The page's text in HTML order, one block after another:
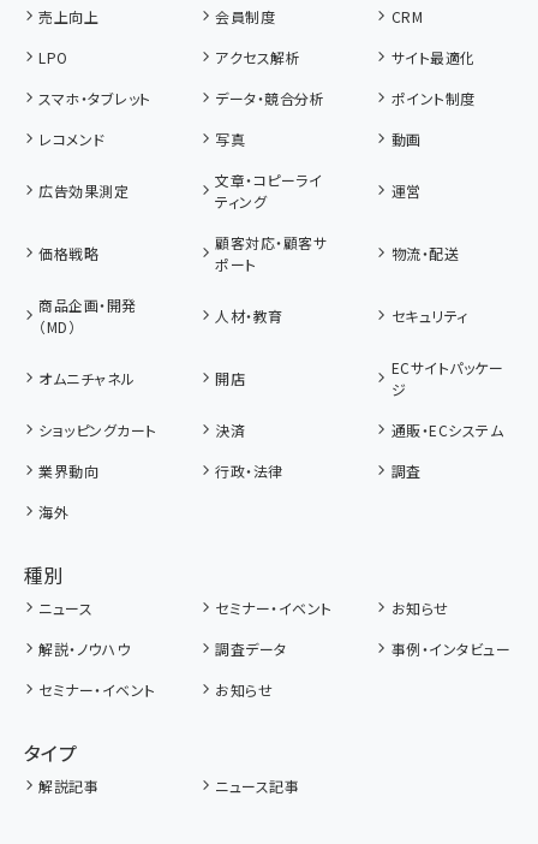
売上向上
会員制度
CRM
LPO
アクセス解析
サイト最適化
スマホ・タブレット
データ・競合分析
ポイント制度
レコメンド
写真 動画
広告効果測定
文章・コピーライ
ティング
運営
価格戦略
顧客対応・顧客サ
ポート
物流・配送
商品企画・開発
（MD）
人材・教育 セキュリティ
オムニチャネル 開店
ECサイトパッケー
ジ
ショッピングカート
決済
通販・ECシステム
業界動向
行政・法律
調査
海外
種別
ニュース セミナー・イベント
お知らせ
解説・ノウハウ
調査データ
事例・インタビュー
セミナー・イベント
お知らせ
タイプ
解説記事 ニュース記事